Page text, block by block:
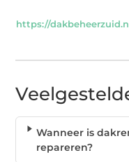
https://
Wanneer is
repareren?